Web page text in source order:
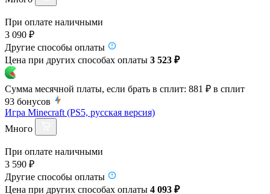
При оплате наличными
3 090 ₽
Другие способы оплаты
Цена при других способах оплаты 3 523 ₽
Сумма месячной платы, если брать в сплит: 881 ₽ в сплит
93 бонусов
Игра Minecraft (PS5, русская версия)
Много
При оплате наличными
3 590 ₽
Другие способы оплаты
Цена при других способах оплаты 4 093 ₽